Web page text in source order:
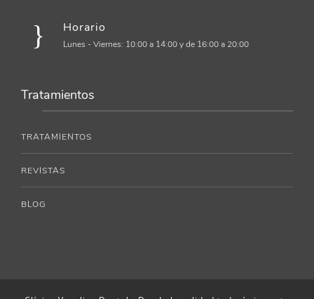
Horario
Lunes - Viernes: 10:00 a 14:00 y de 16:00 a 20:00
Tratamientos
TRATAMIENTOS
REVISTAS
BLOG